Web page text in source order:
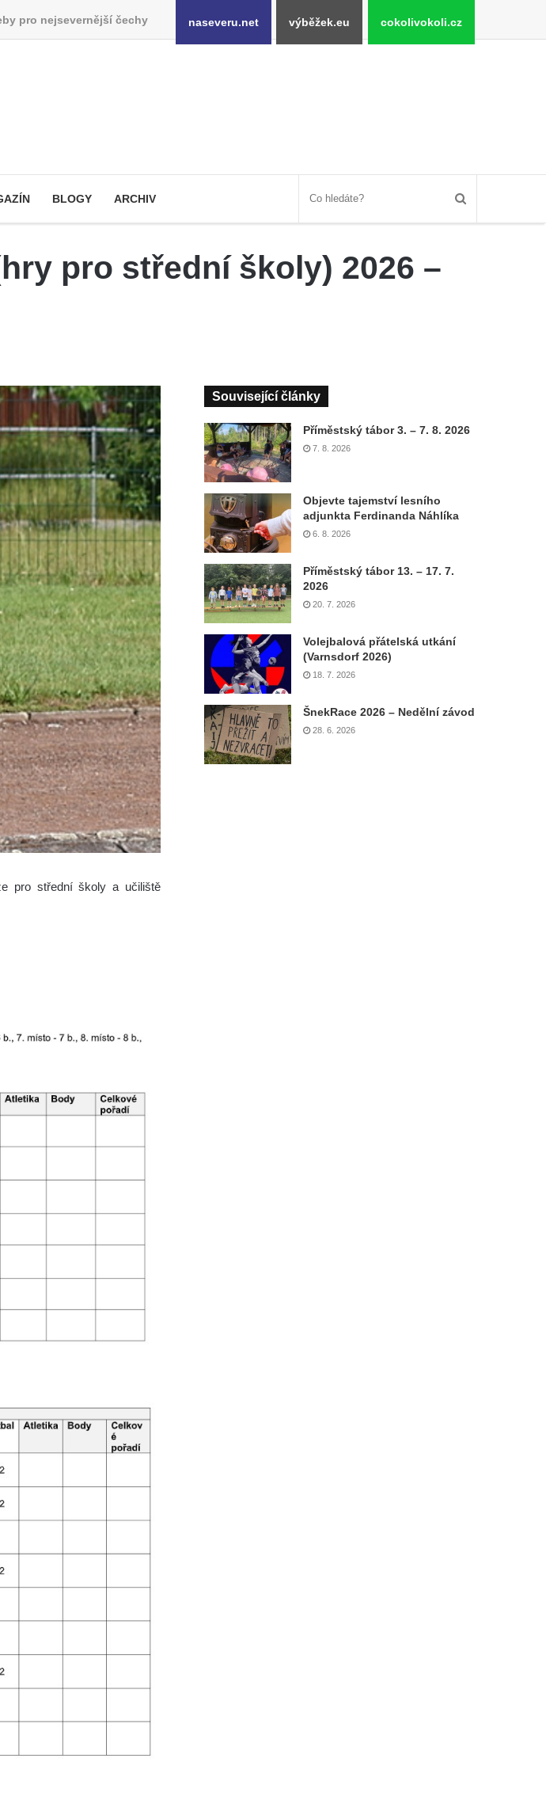
pro nejsevernější čechy naseveru.net výběžek.eu cokolivokoli.cz
BLOGY ARCHIV
pro střední školy) 2026 –
pro střední školy a učiliště
Související články
Příměstský tábor 3. – 7. 8. 2026
7. 8. 2026
Objevte tajemství lesního
adjunkta Ferdinanda Náhlíka
6. 8. 2026
Příměstský tábor 13. – 17. 7.
2026
20. 7. 2026
Volejbalová přátelská utkání
(Varnsdorf 2026)
18. 7. 2026
ŠnekRace 2026 – Nedělní závod
28. 6. 2026